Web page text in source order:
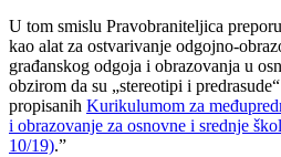
U tom smislu Pravobraniteljica
kao alat za ostvarivanje odgojno-
građanskog odgoja i obrazovanja u
obzirom da su „stereotipi i
propisanih Kurikulumom za
i obrazovanje za osnovne i srednje
10/19).”